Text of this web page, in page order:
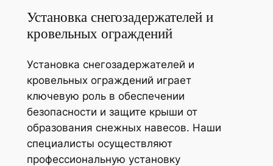
Установка снегозадержателей и
кровельных ограждений
Установка снегозадержателей и
кровельных ограждений играет
ключевую роль в обеспечении
безопасности и защите крыши от
образования снежных навесов. Наши
специалисты осуществляют
профессиональную установку